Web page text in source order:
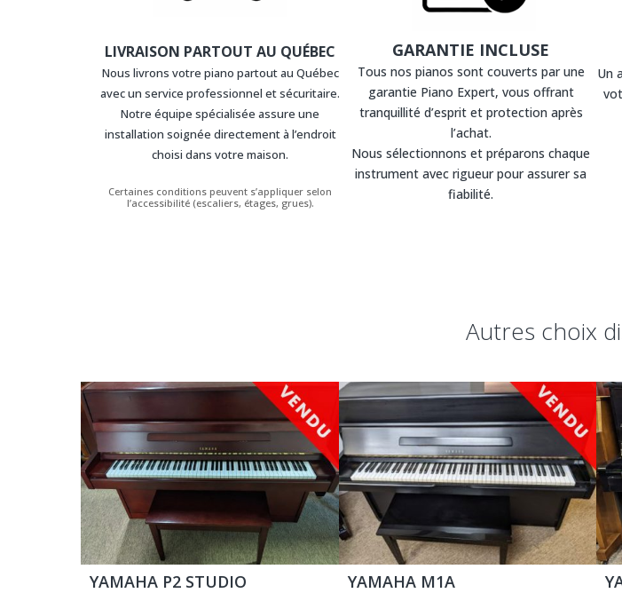
LIVRAISON PARTOUT AU QUÉBEC
Nous livrons votre piano partout au Québec
avec un service professionnel et sécuritaire.
Notre équipe spécialisée assure une
installation soignée directement à l’endroit
choisi dans votre maison.
Certaines conditions peuvent s’appliquer selon
l’accessibilité (escaliers, étages, grues).
GARANTIE INCLUSE
Tous nos pianos sont couverts par une
garantie Piano Expert, vous offrant
tranquillité d’esprit et protection après
l’achat.
Nous sélectionnons et préparons chaque
instrument avec rigueur pour assurer sa
fiabilité.
Un
Autres choix
YAMAHA P2 STUDIO YAMAHA M1A